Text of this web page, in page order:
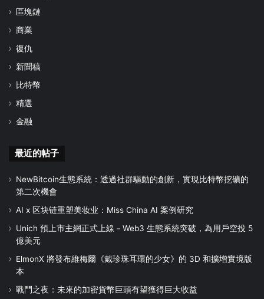
區塊鏈
商業
復仇
新聞稿
比特幣
精選
金融
最近的帖子
NewBitcoin生態系統：透過社群驅動的創新，實現比特幣挖礦的
第二次機會
AI x 区块链重塑美妆业：Miss China AI 案例研究
Unich 預上市主網正式上線－Web3 生態系統突破，為用戶空投 5
億美元
ElmonX 將發布維梅爾《戴珍珠耳環的少女》的 3D 和擴增實境版
本
戰鬥之夜：未來的加密貨幣巨頭有望獲得巨大收益